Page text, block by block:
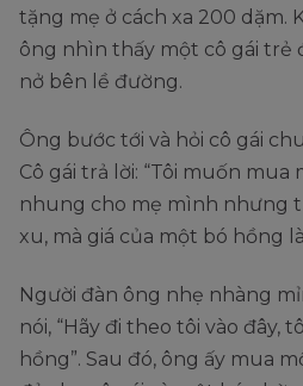
tặng mẹ ở cách xa 200 dặm.
ông nhìn thấy một cô gái trẻ
nở bên lề đường.
Ông bước tới và hỏi cô gái
Cô gái trả lời: “Tôi muốn mua
nhung cho mẹ mình nhưng
xu, mà giá của một bó hồng là
Người đàn ông nhẹ nhàng
nói, “Hãy đi theo tôi vào đây,
hồng”. Sau đó, ông ấy mua